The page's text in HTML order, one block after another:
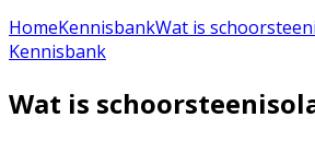
HomeKennisbankWat is
Kennisbank
Wat is